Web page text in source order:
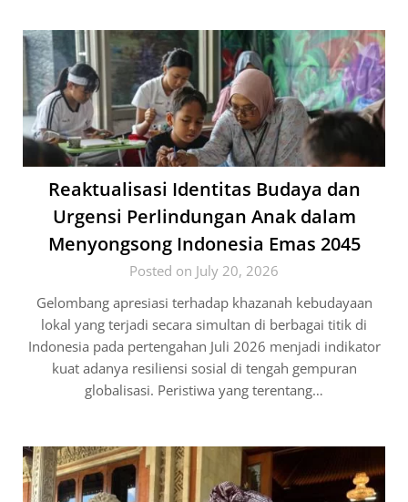
Reaktualisasi Identitas Budaya dan
Urgensi Perlindungan Anak dalam
Menyongsong Indonesia Emas 2045
Posted on July 20, 2026
Gelombang apresiasi terhadap khazanah kebudayaan
lokal yang terjadi secara simultan di berbagai titik di
Indonesia pada pertengahan Juli 2026 menjadi indikator
kuat adanya resiliensi sosial di tengah gempuran
globalisasi. Peristiwa yang terentang…